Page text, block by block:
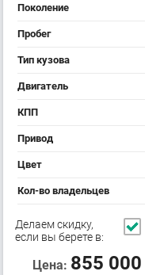
Поколение
Пробег
Тип кузова
Двигатель
КПП
Привод
Цвет
Кол-во владельцев
Делаем скидку,
если вы берете в:
Цена: 855 000